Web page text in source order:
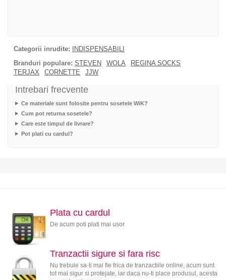
Categorii inrudite:
INDISPENSABILI
Branduri populare: STEVEN WOLA
REGINA SOCKS
TERJAX
CORNETTE JJW
Intrebari frecvente
Ce materiale sunt folosite pentru sosetele WiK?
Cum pot returna sosetele?
Care este timpul de livrare?
Pot plati cu cardul?
Plata cu cardul
De acum poti plati mai usor
Tranzactii sigure si fara risc
Nu trebuie sa-ti mai fie frica de tranzactiile online, acum sunt
tot mai sigur si protejate, iar daca nu-ti place produsul, acesta